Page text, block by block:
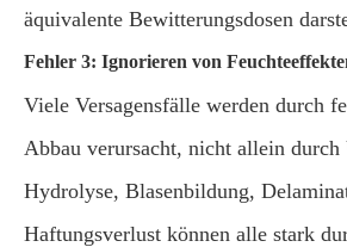
äquivalente Bewitterungsdosen
Fehler 3: Ignorieren von
Viele Versagensfälle werden durch
Abbau verursacht, nicht allein durch
Hydrolyse, Blasenbildung,
Haftungsverlust können alle stark